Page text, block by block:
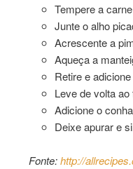
Tempere a
Junte o alho
Acrescente a
Aqueça a
Retire e
Leve de volta
Adicione o
Deixe apurar e
Fonte:http://